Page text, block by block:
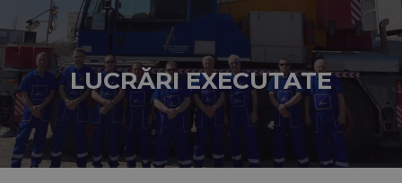
LUCRĂRI EXECUTATE